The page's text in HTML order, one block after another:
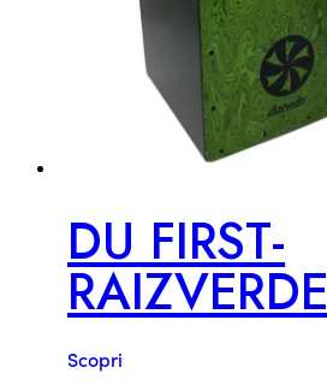
DU FIRST-
RAIZVERDE
Scopri